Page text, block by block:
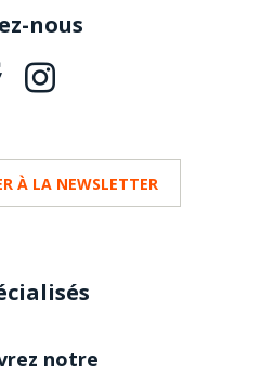
nous
À LA NEWSLETTER
notre